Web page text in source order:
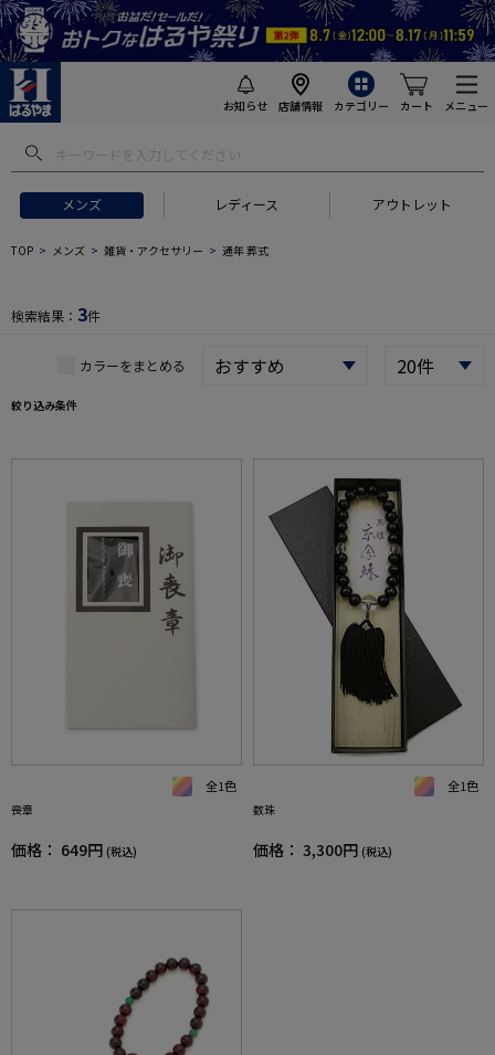
お知らせ 店舗情報 カテゴリー カート メニュー
メンズ レディース アウトレット
フトにおすすめ #セットアップ スーツ
TOP メンズ 雑貨・アクセサリー 通年 葬式
検索結果： 3件
カラーをまとめる
絞り込み条件
全1色
喪章
価格： 649円 (税込)
全1色
数珠
価格： 3,300円 (税込)